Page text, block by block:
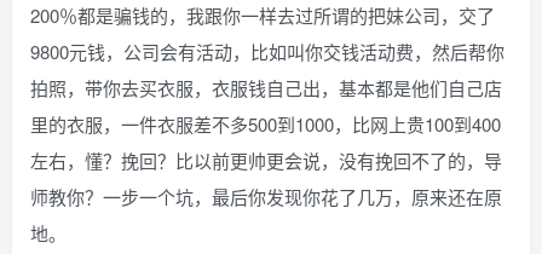
200％都是骗钱的，我跟你一样去过所谓的把妹公司，交了
9800元钱，公司会有活动，比如叫你交钱活动费，然后帮你
拍照，带你去买衣服，衣服钱自己出，基本都是他们自己店
里的衣服，一件衣服差不多500到1000，比网上贵100到400
左右，懂？挽回？比以前更帅更会说，没有挽回不了的，导
师教你？一步一个坑，最后你发现你花了几万，原来还在原
地。